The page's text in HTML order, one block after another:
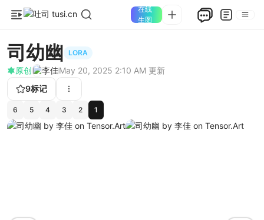
在线
生图
司幼幽 LORA
原创 李佳May 20, 2025 2:10 AM 更新
9标记
6 5 4 3 2 1